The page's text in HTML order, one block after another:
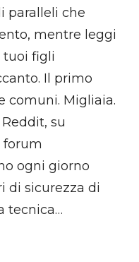
paralleli che
mentre leggi
tuoi figli
Il primo
comuni. Migliaia.
su
forum
ogni giorno
di sicurezza di
tecnica…